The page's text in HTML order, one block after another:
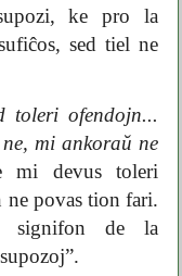
ke pro la
sed tiel ne
toleri ofendojn...
mi ankoraŭ ne
mi devus toleri
ne povas tion fari.
signifon de la